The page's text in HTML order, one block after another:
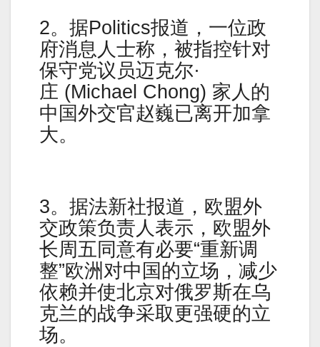
2。据Politics报道，一位政
府消息人士称，被指控针对
保守党议员迈克尔·
庄 (Michael Chong) 家人的
中国外交官赵巍已离开加拿
大。
3。据法新社报道，欧盟外
交政策负责人表示，欧盟外
长周五同意有必要“重新调
整”欧洲对中国的立场，减少
依赖并使北京对俄罗斯在乌
克兰的战争采取更强硬的立
场。